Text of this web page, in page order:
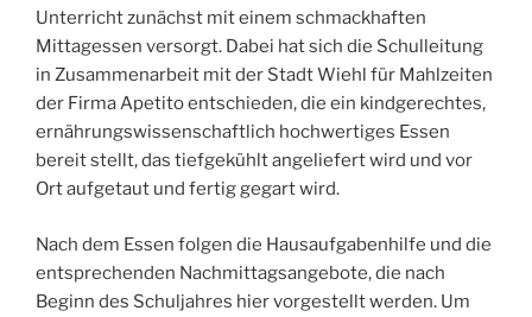
Unterricht zunächst mit einem schmackhaften
Mittagessen versorgt. Dabei hat sich die Schulleitung
in Zusammenarbeit mit der Stadt Wiehl für Mahlzeiten
der Firma Apetito entschieden, die ein kindgerechtes,
ernährungswissenschaftlich hochwertiges Essen
bereit stellt, das tiefgekühlt angeliefert wird und vor
Ort aufgetaut und fertig gegart wird.
Nach dem Essen folgen die Hausaufgabenhilfe und die
entsprechenden Nachmittagsangebote, die nach
Beginn des Schuljahres hier vorgestellt werden. Um